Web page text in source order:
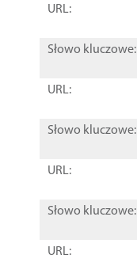
URL:
Słowo kluczowe:
URL:
Słowo kluczowe:
URL:
Słowo kluczowe:
URL: